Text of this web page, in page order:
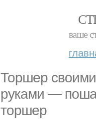
ваше
Торшер
руками —
торшер